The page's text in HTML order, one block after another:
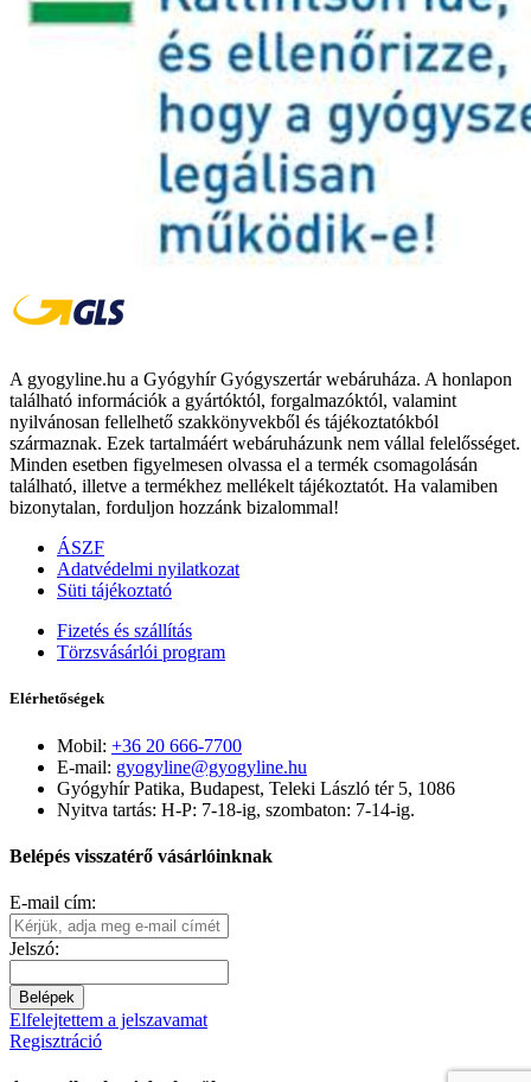
A gyogyline.hu a Gyógyhír Gyógyszertár webáruháza. A honlapon
található információk a gyártóktól, forgalmazóktól, valamint
nyilvánosan fellelhető szakkönyvekből és tájékoztatókból
származnak. Ezek tartalmáért webáruházunk nem vállal felelősséget.
Minden esetben figyelmesen olvassa el a termék csomagolásán
található, illetve a termékhez mellékelt tájékoztatót. Ha valamiben
bizonytalan, forduljon hozzánk bizalommal!
ÁSZF
Adatvédelmi nyilatkozat
Süti tájékoztató
Fizetés és szállítás
Törzsvásárlói program
Elérhetőségek
Mobil: +36 20 666-7700
E-mail: gyogyline@gyogyline.hu
Gyógyhír Patika, Budapest, Teleki László tér 5, 1086
Nyitva tartás: H-P: 7-18-ig, szombaton: 7-14-ig.
Belépés visszatérő vásárlóinknak
E-mail cím:
Jelszó:
Belépek
Elfelejtettem a jelszavamat
Regisztráció